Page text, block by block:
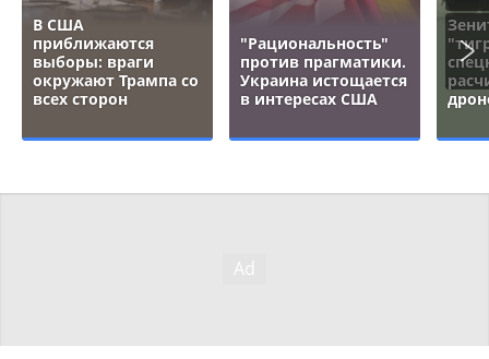
В США
приближаются
выборы: враги
окружают Трампа со
всех сторон
"Рациональность"
против прагматики.
Украина истощается
в интересах США